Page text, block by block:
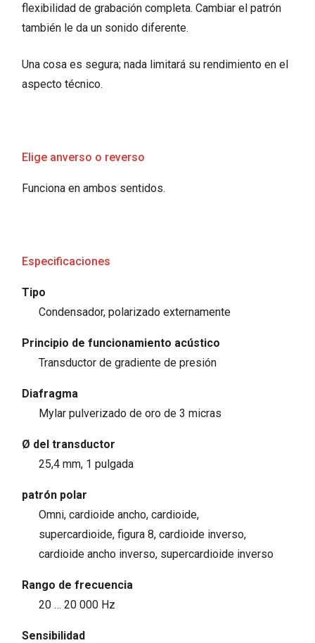
flexibilidad de grabación completa. Cambiar el patrón
también le da un sonido diferente.
Una cosa es segura; nada limitará su rendimiento en el
aspecto técnico.
Elige anverso o reverso
Funciona en ambos sentidos.
Especificaciones
Tipo
Condensador, polarizado externamente
Principio de funcionamiento acústico
Transductor de gradiente de presión
Diafragma
Mylar pulverizado de oro de 3 micras
Ø del transductor
25,4 mm, 1 pulgada
patrón polar
Omni, cardioide ancho, cardioide,
supercardioide, figura 8, cardioide inverso,
cardioide ancho inverso, supercardioide inverso
Rango de frecuencia
20 … 20 000 Hz
Sensibilidad